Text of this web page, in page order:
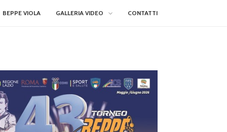
BEPPE VIOLA GALLERIA VIDEO CONTATTI